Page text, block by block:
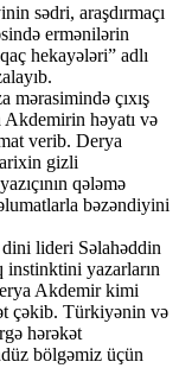
sədri, araşdırmaçı
ermənilərin
hekayələri” adlı
mərasimində çıxış
Akdemirin həyatı və
verib. Derya
gizli
qələmə
bəzəndiyini
lideri Səlahəddin
yazarların
Akdemir kimi
çəkib. Türkiyənin və
hərəkət
bölgəmiz üçün